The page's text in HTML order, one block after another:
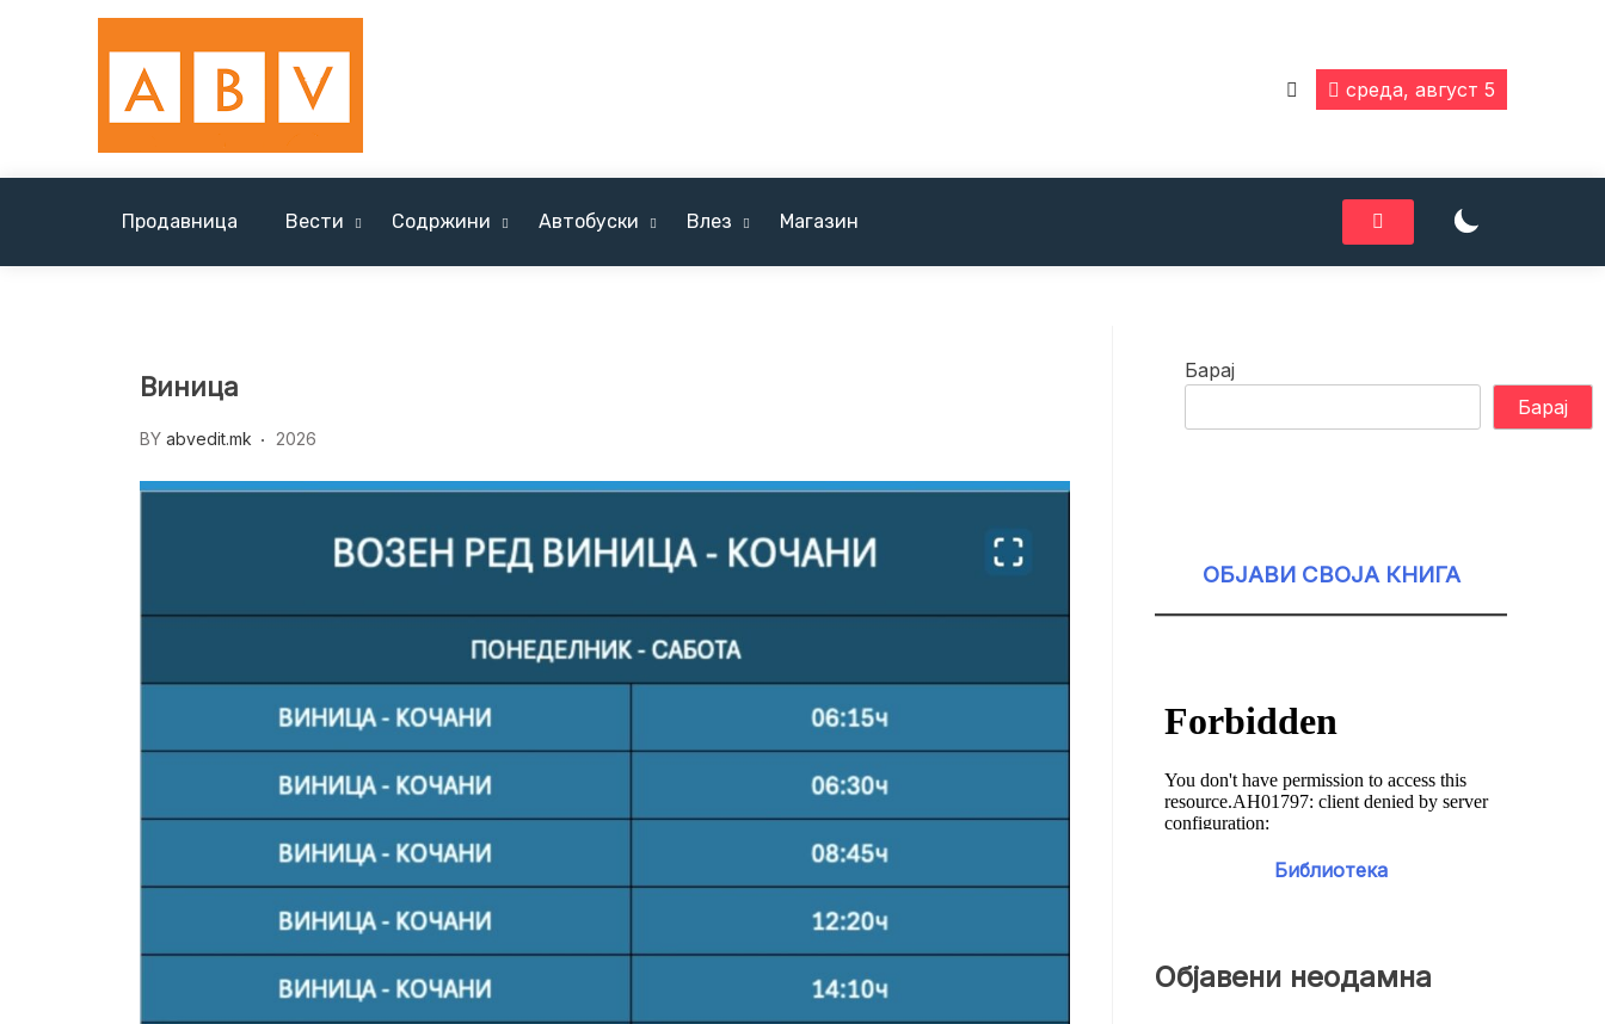
среда, август 5
Продавница Вести Содржини Автобуски Влез Магазин
Виница
BY abvedit.mk 2026
Барај
Барај
ОБЈАВИ СВОЈА КНИГА
Библиотека
Објавени неодамна